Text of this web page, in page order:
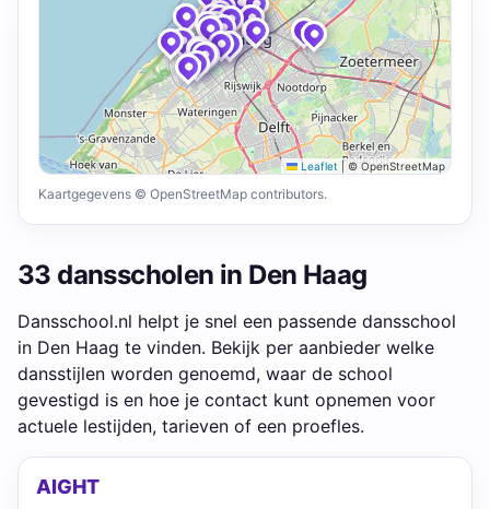
Leaflet |© OpenStreetMap
Kaartgegevens © OpenStreetMap contributors.
33 dansscholen in Den Haag
Dansschool.nl helpt je snel een passende dansschool
in Den Haag te vinden. Bekijk per aanbieder welke
dansstijlen worden genoemd, waar de school
gevestigd is en hoe je contact kunt opnemen voor
actuele lestijden, tarieven of een proefles.
AIGHT